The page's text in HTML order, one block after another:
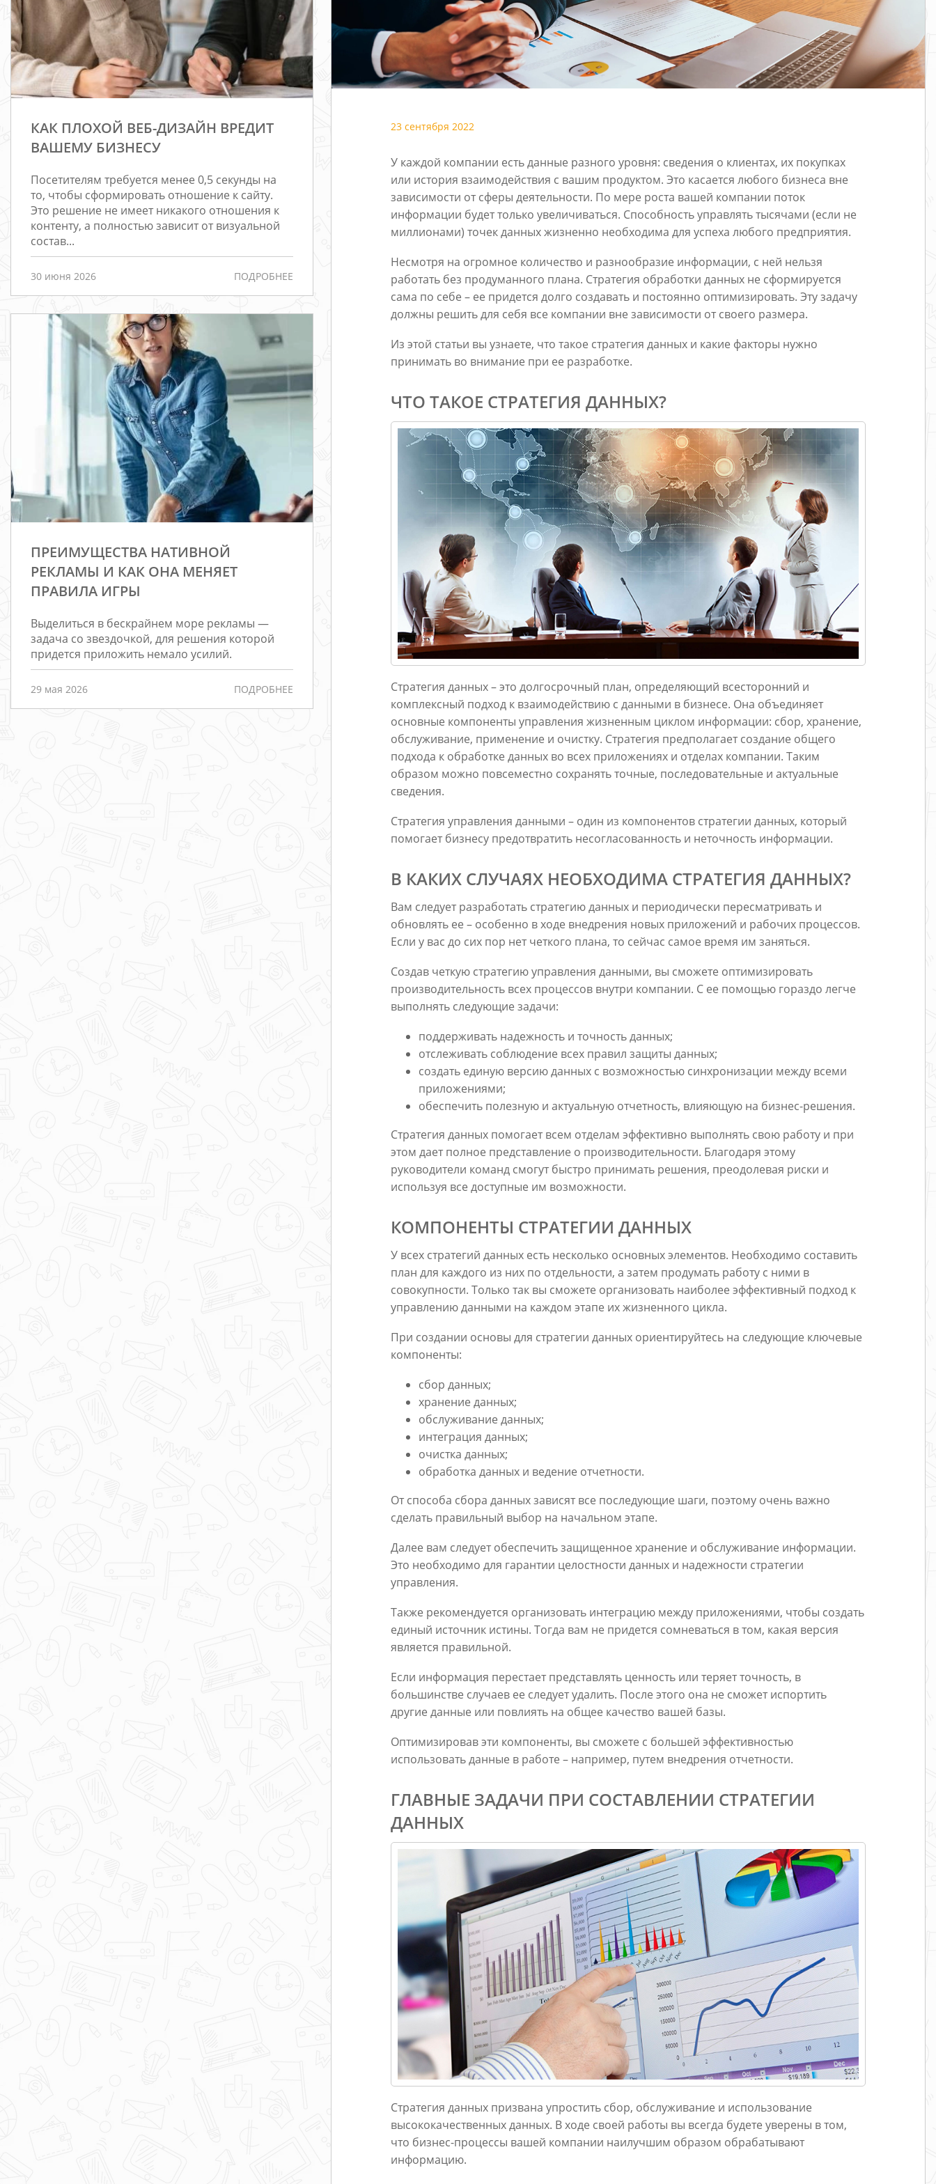
КАК ПЛОХОЙ ВЕБ-ДИЗАЙН ВРЕДИТ
ВАШЕМУ БИЗНЕСУ
Посетителям требуется менее 0,5 секунды на
то, чтобы сформировать отношение к сайту.
Это решение не имеет никакого отношения к
контенту, а полностью зависит от визуальной
состав...
30 июня 2026 ПОДРОБНЕЕ
ПРЕИМУЩЕСТВА НАТИВНОЙ
РЕКЛАМЫ И КАК ОНА МЕНЯЕТ
ПРАВИЛА ИГРЫ
Выделиться в бескрайнем море рекламы —
задача со звездочкой, для решения которой
придется приложить немало усилий.
29 мая 2026 ПОДРОБНЕЕ
Редизайн
Порталы
магазины
23 сентября 2022
У каждой компании есть данные разного уровня: сведения о клиентах, их покупках
или история взаимодействия с вашим продуктом. Это касается любого бизнеса вне
зависимости от сферы деятельности. По мере роста вашей компании поток
информации будет только увеличиваться. Способность управлять тысячами (если не
миллионами) точек данных жизненно необходима для успеха любого предприятия.
Несмотря на огромное количество и разнообразие информации, с ней нельзя
работать без продуманного плана. Стратегия обработки данных не сформируется
сама по себе – ее придется долго создавать и постоянно оптимизировать. Эту задачу
должны решить для себя все компании вне зависимости от своего размера.
Из этой статьи вы узнаете, что такое стратегия данных и какие факторы нужно
принимать во внимание при ее разработке.
ЧТО ТАКОЕ СТРАТЕГИЯ ДАННЫХ?
Стратегия данных – это долгосрочный план, определяющий всесторонний и
комплексный подход к взаимодействию с данными в бизнесе. Она объединяет
основные компоненты управления жизненным циклом информации: сбор, хранение,
обслуживание, применение и очистку. Стратегия предполагает создание общего
подхода к обработке данных во всех приложениях и отделах компании. Таким
образом можно повсеместно сохранять точные, последовательные и актуальные
сведения.
Стратегия управления данными – один из компонентов стратегии данных, который
помогает бизнесу предотвратить несогласованность и неточность информации.
В КАКИХ СЛУЧАЯХ НЕОБХОДИМА СТРАТЕГИЯ ДАННЫХ?
Вам следует разработать стратегию данных и периодически пересматривать и
обновлять ее – особенно в ходе внедрения новых приложений и рабочих процессов.
Если у вас до сих пор нет четкого плана, то сейчас самое время им заняться.
Создав четкую стратегию управления данными, вы сможете оптимизировать
производительность всех процессов внутри компании. С ее помощью гораздо легче
выполнять следующие задачи:
поддерживать надежность и точность данных;
отслеживать соблюдение всех правил защиты данных;
создать единую версию данных с возможностью синхронизации между всеми
приложениями;
обеспечить полезную и актуальную отчетность, влияющую на бизнес-решения.
Стратегия данных помогает всем отделам эффективно выполнять свою работу и при
этом дает полное представление о производительности. Благодаря этому
руководители команд смогут быстро принимать решения, преодолевая риски и
используя все доступные им возможности.
КОМПОНЕНТЫ СТРАТЕГИИ ДАННЫХ
У всех стратегий данных есть несколько основных элементов. Необходимо составить
план для каждого из них по отдельности, а затем продумать работу с ними в
совокупности. Только так вы сможете организовать наиболее эффективный подход к
управлению данными на каждом этапе их жизненного цикла.
При создании основы для стратегии данных ориентируйтесь на следующие ключевые
компоненты:
сбор данных;
хранение данных;
обслуживание данных;
интеграция данных;
очистка данных;
обработка данных и ведение отчетности.
От способа сбора данных зависят все последующие шаги, поэтому очень важно
сделать правильный выбор на начальном этапе.
Далее вам следует обеспечить защищенное хранение и обслуживание информации.
Это необходимо для гарантии целостности данных и надежности стратегии
управления.
Также рекомендуется организовать интеграцию между приложениями, чтобы создать
единый источник истины. Тогда вам не придется сомневаться в том, какая версия
является правильной.
Если информация перестает представлять ценность или теряет точность, в
большинстве случаев ее следует удалить. После этого она не сможет испортить
другие данные или повлиять на общее качество вашей базы.
Оптимизировав эти компоненты, вы сможете с большей эффективностью
использовать данные в работе – например, путем внедрения отчетности.
ГЛАВНЫЕ ЗАДАЧИ ПРИ СОСТАВЛЕНИИ СТРАТЕГИИ
ДАННЫХ
Стратегия данных призвана упростить сбор, обслуживание и использование
высококачественных данных. В ходе своей работы вы всегда будете уверены в том,
что бизнес-процессы вашей компании наилучшим образом обрабатывают
информацию.